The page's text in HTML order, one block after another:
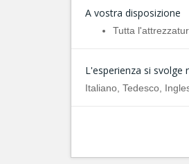
A vostra disposizione
Tutta
L'esperienza si svolge
Italiano, Tedesco,